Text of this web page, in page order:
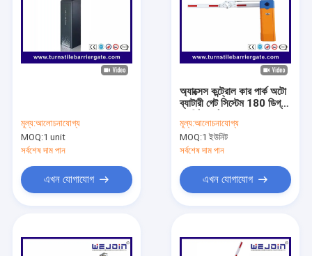
মূল্য:আলোচনাযোগ্য
MOQ:1 unit
সর্বশেষ দাম পান
এখন যোগাযোগ
অ্যাক্সেস কন্ট্রোল কার পার্ক অটো
ব্যাটারী গেট সিস্টেম 180 ডিগ্রী
মূল্য:আলোচনাযোগ্য
MOQ:1 ইউনিট
সর্বশেষ দাম পান
এখন যোগাযোগ